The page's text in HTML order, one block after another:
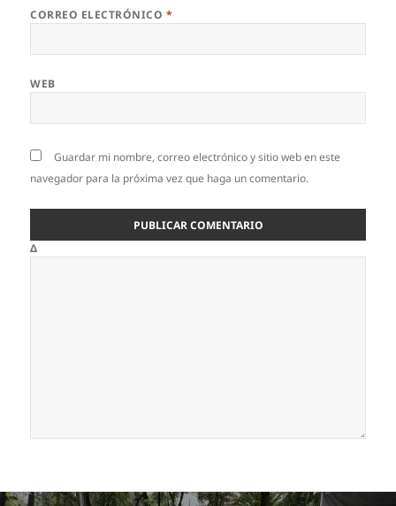
CORREO ELECTRÓNICO *
WEB
Guardar mi nombre, correo electrónico y sitio web en este
navegador para la próxima vez que haga un comentario.
Δ
Navegación